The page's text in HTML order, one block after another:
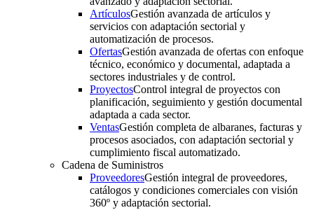
ArtículosGestión avanzada de artículos y
servicios con adaptación sectorial y
automatización de procesos.
OfertasGestión avanzada de ofertas con enfoque
técnico, económico y documental, adaptada a
sectores industriales y de control.
ProyectosControl integral de proyectos con
planificación, seguimiento y gestión documental
adaptada a cada sector.
VentasGestión completa de albaranes, facturas y
procesos asociados, con adaptación sectorial y
cumplimiento fiscal automatizado.
Cadena de Suministros
ProveedoresGestión integral de proveedores,
catálogos y condiciones comerciales con visión
360º y adaptación sectorial.